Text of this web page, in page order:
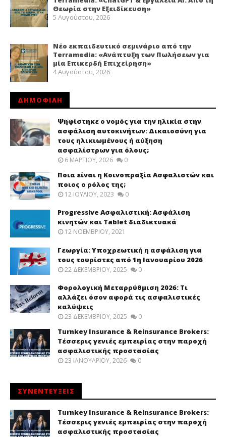
Θεωρία στην Εξειδίκευση»
5 Αυγούστου, 2026
Νέο εκπαιδευτικό σεμινάριο από την
Terramedia: «Ανάπτυξη των Πωλήσεων για
μία Επικερδή Επιχείρηση»
4 Αυγούστου, 2026
ΔΗΜΟΦΙΛΗ
Ψηφίστηκε ο νομός για την ηλικία στην
ασφάλιση αυτοκινήτων: Δικαιοσύνη για
τους ηλικιωμένους ή αύξηση
ασφαλίστρων για όλους;
6 ΜΑΡΤΊΟΥ, 2026 0
Ποια είναι η Κοινοπραξία Ασφαλιστών και
ποιος ο ρόλος της;
12 ΙΟΥΛΊΟΥ, 2023 0
Progressive Ασφαλιστική: Ασφάλιση
κινητών και Tablet διαδικτυακά
12 ΝΟΕΜΒΡΊΟΥ, 2021
Γεωργία: Υποχρεωτική η ασφάλιση για
τους τουρίστες από 1η Ιανουαρίου 2026
22 ΔΕΚΕΜΒΡΊΟΥ, 2025 0
Φορολογική Μεταρρύθμιση 2026: Τι
αλλάζει όσον αφορά τις ασφαλιστικές
καλύψεις
23 ΔΕΚΕΜΒΡΊΟΥ, 2025 0
Turnkey Insurance & Reinsurance Brokers:
Τέσσερις γενιές εμπειρίας στην παροχή
ασφαλιστικής προστασίας
23 ΙΑΝΟΥΑΡΊΟΥ, 2026 0
ΣΥΝΕΝΤΕΥΞΕΙΣ
Turnkey Insurance & Reinsurance Brokers:
Τέσσερις γενιές εμπειρίας στην παροχή
ασφαλιστικής προστασίας